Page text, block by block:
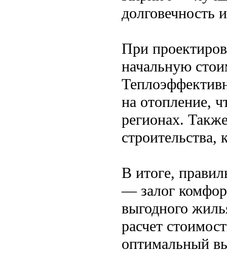
долговечность
При
начальную
на отопление,
регионах.
В итоге,
— залог
выгодного
расчет
оптимальный